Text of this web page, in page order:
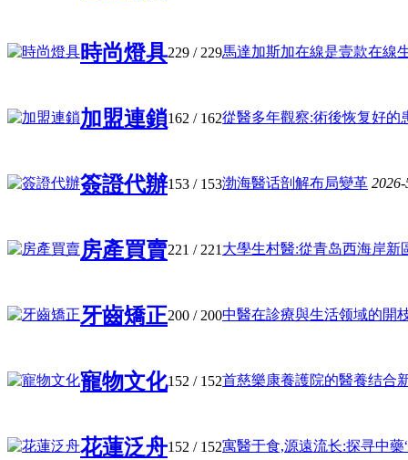
時尚燈具229 / 229馬達加斯加在線是壹款在線
加盟連鎖162 / 162從醫多年觀察:術後恢复好的
簽證代辦153 / 153渤海醫话剖解布局變革
房產買賣221 / 221 大學生村醫:從青岛西海岸新
牙齒矯正200 / 200中醫在診療與生活领域的開
寵物文化152 / 152首慈樂康養護院的醫養结合
花蓮泛舟152 / 152寓醫于食,源遠流长:探寻中藥